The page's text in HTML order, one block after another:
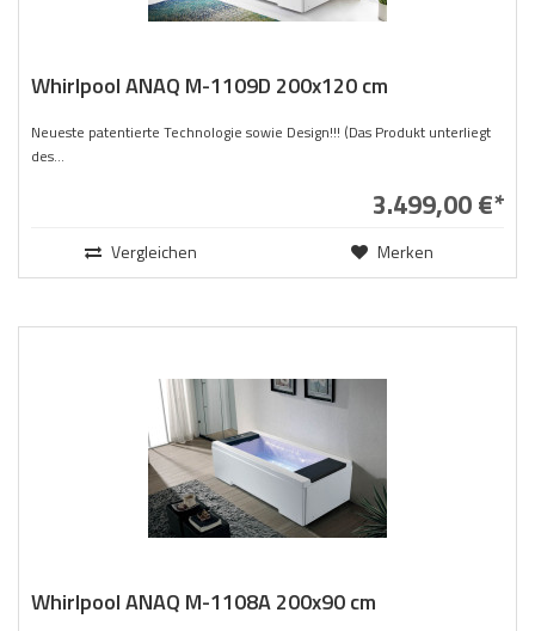
Whirlpool ANAQ M-1109D 200x120 cm
Neueste patentierte Technologie sowie Design!!! (Das Produkt unterliegt
des...
3.499,00 €*
Vergleichen Merken
Whirlpool ANAQ M-1108A 200x90 cm